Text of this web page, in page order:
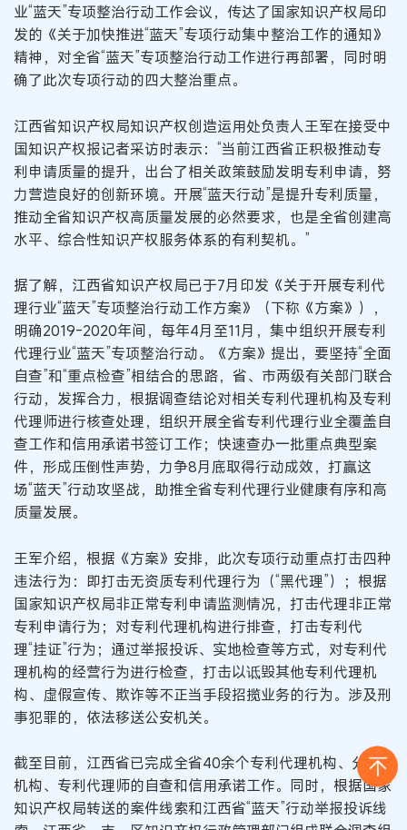
业“蓝天”专项整治行动工作会议，传达了国家知识产权局印
发的《关于加快推进“蓝天”专项行动集中整治工作的通知》
精神，对全省“蓝天”专项整治行动工作进行再部署，同时明
确了此次专项行动的四大整治重点。
江西省知识产权局知识产权创造运用处负责人王军在接受中
国知识产权报记者采访时表示：“当前江西省正积极推动专
利申请质量的提升，出台了相关政策鼓励发明专利申请，努
力营造良好的创新环境。开展“蓝天行动”是提升专利质量，
推动全省知识产权高质量发展的必然要求，也是全省创建高
水平、综合性知识产权服务体系的有利契机。”
据了解，江西省知识产权局已于7月印发《关于开展专利代
理行业“蓝天”专项整治行动工作方案》（下称《方案》），
明确2019-2020年间，每年4月至11月，集中组织开展专利
代理行业“蓝天”专项整治行动。《方案》提出，要坚持“全面
自查”和“重点检查”相结合的思路，省、市两级有关部门联合
行动，发挥合力，根据调查结论对相关专利代理机构及专利
代理师进行核查处理，组织开展全省专利代理行业全覆盖自
查工作和信用承诺书签订工作；快速查办一批重点典型案
件，形成压倒性声势，力争8月底取得行动成效，打赢这
场“蓝天”行动攻坚战，助推全省专利代理行业健康有序和高
质量发展。
王军介绍，根据《方案》安排，此次专项行动重点打击四种
违法行为：即打击无资质专利代理行为（“黑代理”）；根据
国家知识产权局非正常专利申请监测情况，打击代理非正常
专利申请行为；对专利代理机构进行排查，打击专利代
理“挂证”行为；通过举报投诉、实地检查等方式，对专利代
理机构的经营行为进行检查，打击以诋毁其他专利代理机
构、虚假宣传、欺诈等不正当手段招揽业务的行为。涉及刑
事犯罪的，依法移送公安机关。
截至目前，江西省已完成全省40余个专利代理机构、分支
机构、专利代理师的自查和信用承诺工作。同时，根据国家
知识产权局转送的案件线索和江西省“蓝天”行动举报投诉线